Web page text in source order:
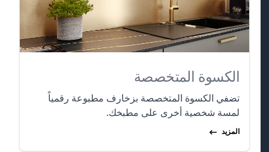
الكسوة المتخصصة
تضفي الكسوة المتخصصة بزخارف مطبوعة رقمياً
لمسة شخصية أخرى على مطبخك.
المزيد